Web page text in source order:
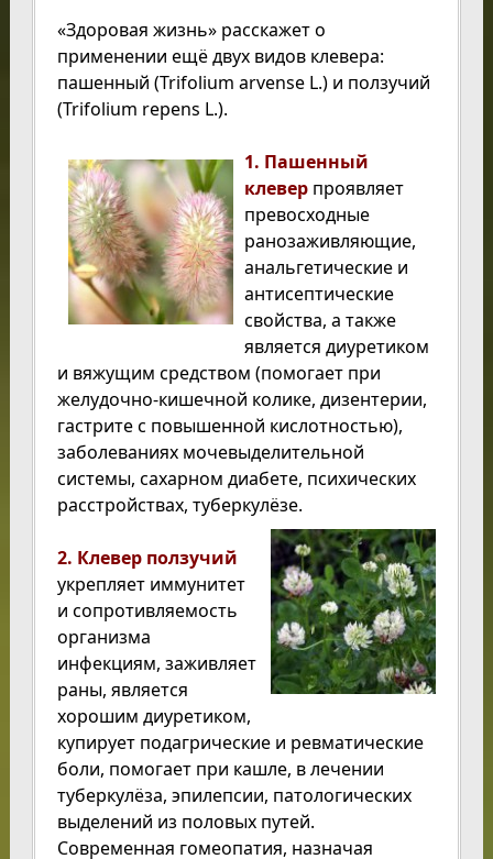
«Здоровая жизнь» расскажет о
применении ещё двух видов клевера:
пашенный (Trifolium arvense L.) и ползучий
(Trifolium repens L.).
1. Пашенный
клеверпроявляет
превосходные
ранозаживляющие,
анальгетические и
антисептические
свойства, а также
является диуретиком
и вяжущим средством (помогает при
желудочно-кишечной колике, дизентерии,
гастрите с повышенной кислотностью),
заболеваниях мочевыделительной
системы, сахарном диабете, психических
расстройствах, туберкулёзе.
2. Клевер ползучий
укрепляет иммунитет
и сопротивляемость
организма
инфекциям, заживляет
раны, является
хорошим диуретиком,
купирует подагрические и ревматические
боли, помогает при кашле, в лечении
туберкулёза, эпилепсии, патологических
выделений из половых путей.
Современная гомеопатия, назначая